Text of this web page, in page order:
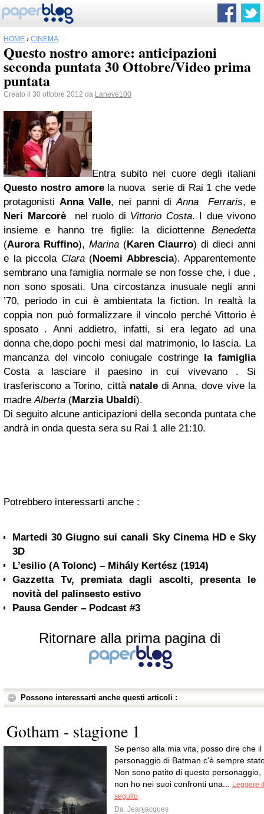
HOME › CINEMA
Questo nostro amore: anticipazioni
seconda puntata 30 Ottobre/Video prima
puntata
Creato il 30 ottobre 2012 da Laneve100
Entra subito nel cuore degli italiani
Questo nostro amorela nuova serie di Rai 1 che vede
protagonisti Anna Valle, nei panni diAnna Ferraris, e
Neri Marcorènel ruolo di Vittorio Costa. I due vivono
insieme e hanno tre figlie: la diciottenne Benedetta
(Aurora Ruffino), Marina(Karen Ciaurro) di dieci anni
e la piccola Clara(Noemi Abbrescia). Apparentemente
sembrano una famiglia normale se non fosse che, i due ,
non sono sposati. Una circostanza inusuale negli anni
’70, periodo in cui è ambientata la fiction. In realtà la
coppia non può formalizzare il vincolo perché Vittorio è
sposato . Anni addietro, infatti, si era legato ad una
donna che,dopo pochi mesi dal matrimonio, lo lascia. La
mancanza del vincolo coniugale costringe la famiglia
Costa a lasciare il paesino in cui vivevano . Si
trasferiscono a Torino, città nataledi Anna, dove vive la
madreAlberta (Marzia Ubaldi).
Di seguito alcune anticipazioni della seconda puntata che
andrà in onda questa sera su Rai 1 alle 21:10.
Potrebbero interessarti anche :
Martedi 30 Giugno sui canali Sky Cinema HD e Sky
3D
L’esilio (A Tolonc) – Mihály Kertész (1914)
Gazzetta Tv, premiata dagli ascolti, presenta le
novità del palinsesto estivo
Pausa Gender – Podcast #3
Ritornare alla prima pagina di
Possono interessarti anche questi articoli :
Gotham - stagione 1
Se penso alla mia vita, posso dire che il
personaggio di Batman c'è sempre
Non sono patito di questo personaggio,
non ho nei suoi confronti una...
Leggere il
seguito
Da Jeanjacques